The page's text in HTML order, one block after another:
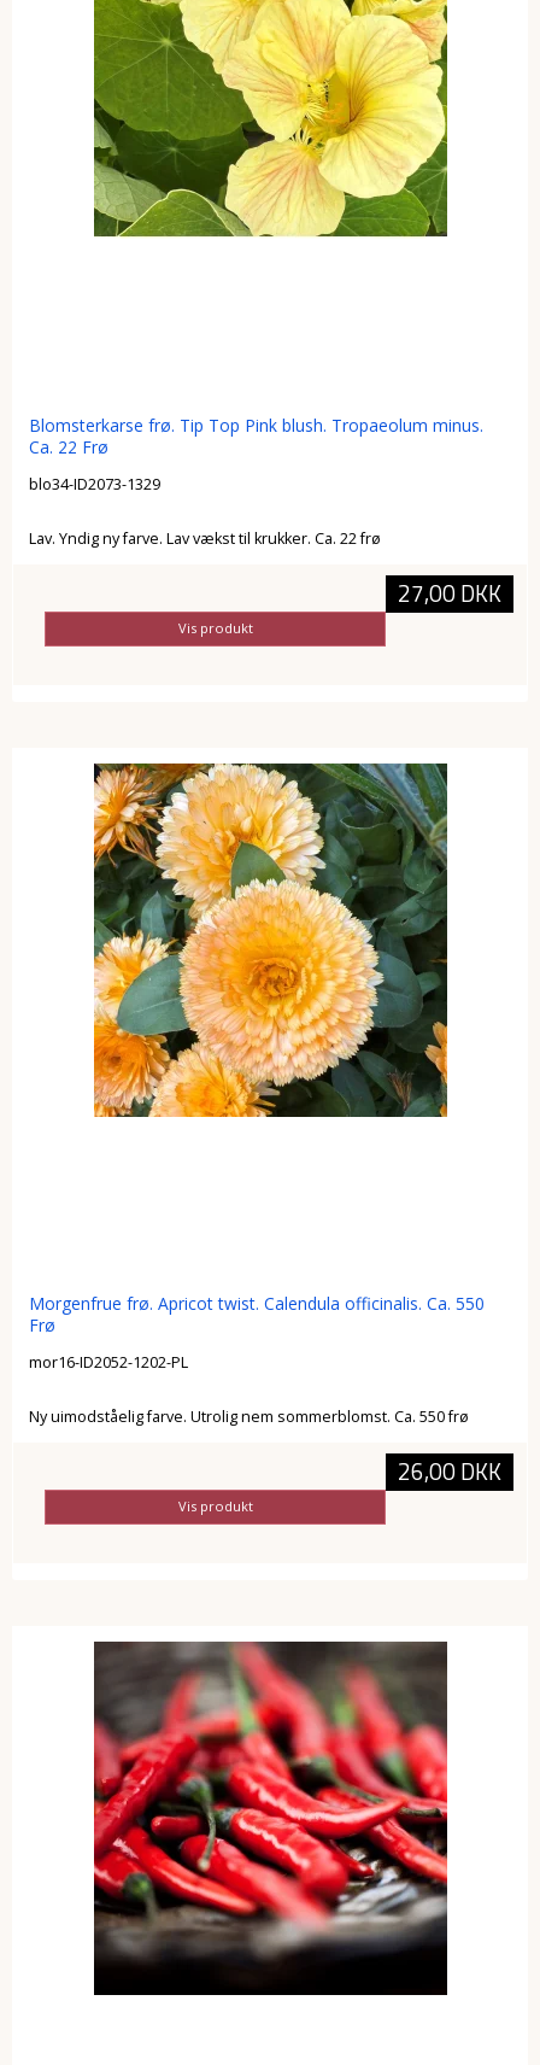
Blomsterkarse frø. Tip Top Pink blush. Tropaeolum minus.
Ca. 22 Frø
blo34-ID2073-1329
Lav. Yndig ny farve. Lav vækst til krukker. Ca. 22 frø
27,00 DKK
Vis produkt
Morgenfrue frø. Apricot twist. Calendula officinalis. Ca. 550
Frø
mor16-ID2052-1202-PL
Ny uimodståelig farve. Utrolig nem sommerblomst. Ca. 550 frø
26,00 DKK
Vis produkt